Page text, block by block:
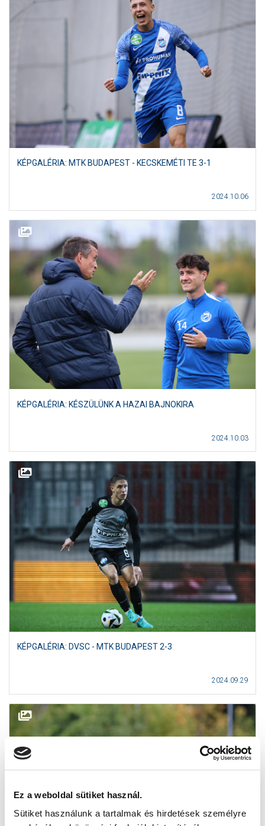
Ez a weboldal sütiket használ.
Sütiket használunk a tartalmak és hirdetések személyre
KÉPGALÉRIA: MTK BUDAPEST - KECSKEMÉTI TE 3-1
2024.10.06
KÉPGALÉRIA: KÉSZÜLÜNK A HAZAI BAJNOKIRA
2024.10.03
KÉPGALÉRIA: DVSC - MTK BUDAPEST 2-3
2024.09.29